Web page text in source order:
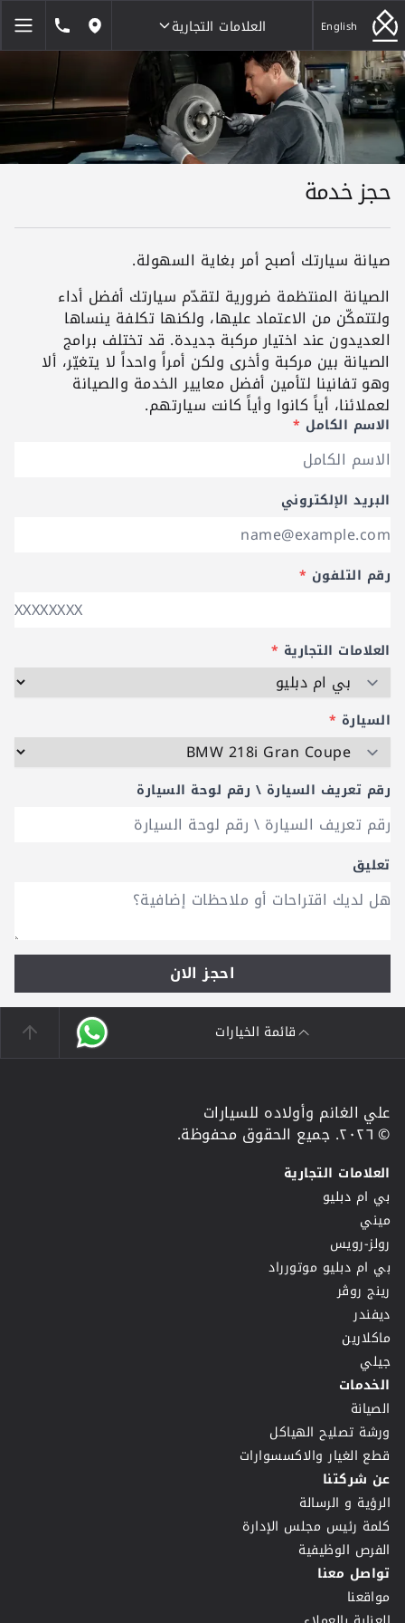
English
العلامات التجارية
العلامات التجارية
مواقعنا
حجز خدمة
صيانة سيارتك أصبح أمر بغاية السهولة.
الصيانة المنتظمة ضرورية لتقدّم سيارتك أفضل أداء
ولتتمكّن من الاعتماد عليها، ولكنها تكلفة ينساها
العديدون عند اختيار مركبة جديدة. قد تختلف برامج
الصيانة بين مركبة وأخرى ولكن أمراً واحداً لا يتغيّر، ألا
وهو تفانينا لتأمين أفضل معايير الخدمة والصيانة
لعملائنا، أياً كانوا وأياً كانت سيارتهم.
الاسم الكامل *
البريد الإلكتروني
رقم التلفون *
العلامات التجارية *
السيارة *
رقم تعريف السيارة \ رقم لوحة السيارة
تعليق
احجز الان
قائمة الخيارات
علي الغانم وأولاده للسيارات
© ٢٠٢٦. جميع الحقوق محفوظة.
العلامات التجارية
بي ام دبليو
ميني
رولز-رويس
بي ام دبليو موتورراد
رينج روڤر
ديفندر
ماكلارين
جيلي
الخدمات
الصيانة
ورشة تصليح الهياكل
قطع الغيار والاكسسوارات
عن شركتنا
الرؤية و الرسالة
كلمة رئيس مجلس الإدارة
الفرص الوظيفية
تواصل معنا
مواقعنا